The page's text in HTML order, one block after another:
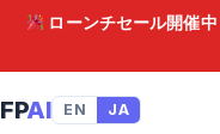
ローンチセール開催
FPAI EN JA